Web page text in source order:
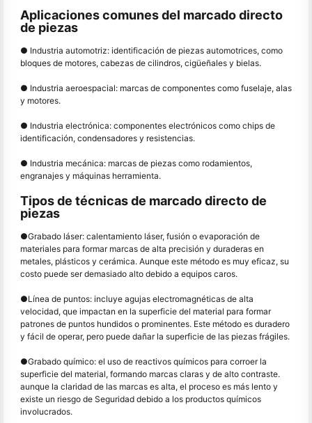
Aplicaciones comunes del marcado directo
de piezas
● Industria automotriz: identificación de piezas automotrices, como
bloques de motores, cabezas de cilindros, cigüeñales y bielas.
● Industria aeroespacial: marcas de componentes como fuselaje, alas
y motores.
● Industria electrónica: componentes electrónicos como chips de
identificación, condensadores y resistencias.
● Industria mecánica: marcas de piezas como rodamientos,
engranajes y máquinas herramienta.
Tipos de técnicas de marcado directo de
piezas
●Grabado láser: calentamiento láser, fusión o evaporación de
materiales para formar marcas de alta precisión y duraderas en
metales, plásticos y cerámica. Aunque este método es muy eficaz, su
costo puede ser demasiado alto debido a equipos caros.
●Línea de puntos: incluye agujas electromagnéticas de alta
velocidad, que impactan en la superficie del material para formar
patrones de puntos hundidos o prominentes. Este método es duradero
y fácil de operar, pero puede dañar la superficie de las piezas frágiles.
●Grabado químico: el uso de reactivos químicos para corroer la
superficie del material, formando marcas claras y de alto contraste.
aunque la claridad de las marcas es alta, el proceso es más lento y
existe un riesgo de Seguridad debido a los productos químicos
involucrados.